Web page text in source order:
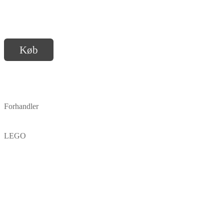
Køb
Forhandler
LEGO